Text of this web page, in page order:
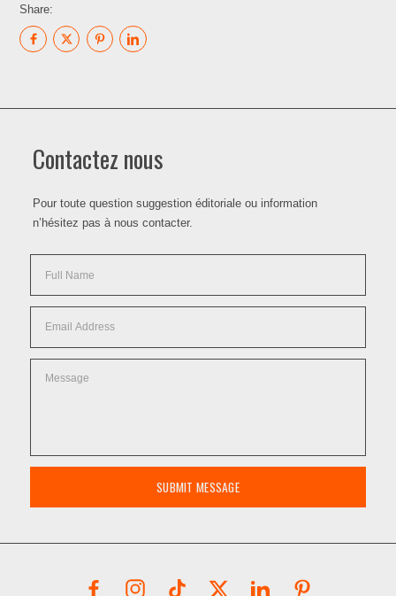
Share:
Contactez nous
Pour toute question suggestion éditoriale ou information
n’hésitez pas à nous contacter.
SUBMIT MESSAGE